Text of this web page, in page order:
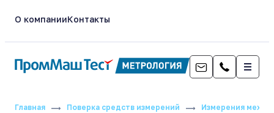
О компанииКонтакты
Главная Поверка средств измерений Измерения